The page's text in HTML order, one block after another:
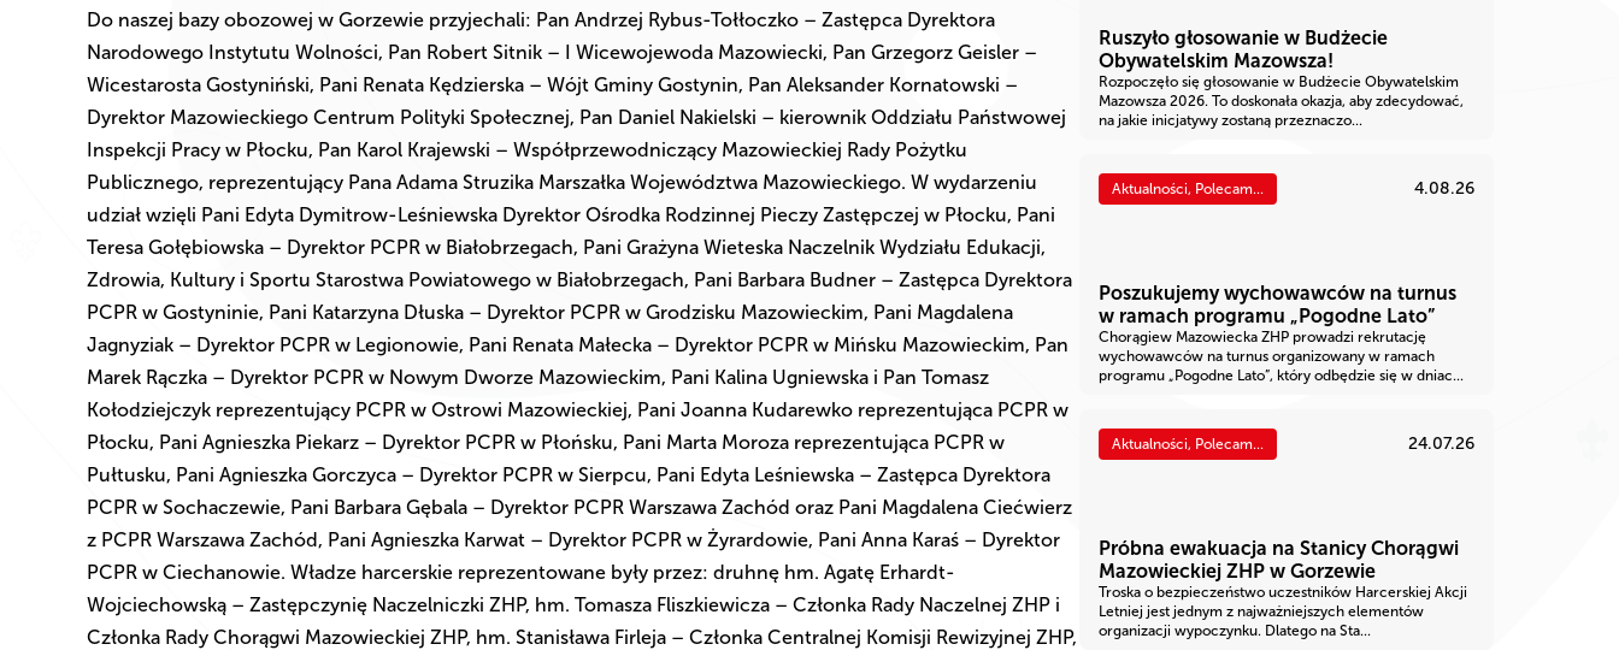
Do naszej bazy obozowej w Gorzewie przyjechali: Pan Andrzej Rybus-Tołłoczko – Zastępca Dyrektora
Narodowego Instytutu Wolności, Pan Robert Sitnik – I Wicewojewoda Mazowiecki, Pan Grzegorz Geisler –
Wicestarosta Gostyniński, Pani Renata Kędzierska – Wójt Gminy Gostynin, Pan Aleksander Kornatowski –
Dyrektor Mazowieckiego Centrum Polityki Społecznej, Pan Daniel Nakielski – kierownik Oddziału Państwowej
Inspekcji Pracy w Płocku, Pan Karol Krajewski – Współprzewodniczący Mazowieckiej Rady Pożytku
Publicznego, reprezentujący Pana Adama Struzika Marszałka Województwa Mazowieckiego. W wydarzeniu
udział wzięli Pani Edyta Dymitrow-Leśniewska Dyrektor Ośrodka Rodzinnej Pieczy Zastępczej w Płocku, Pani
Teresa Gołębiowska – Dyrektor PCPR w Białobrzegach, Pani Grażyna Wieteska Naczelnik Wydziału Edukacji,
Zdrowia, Kultury i Sportu Starostwa Powiatowego w Białobrzegach, Pani Barbara Budner – Zastępca Dyrektora
PCPR w Gostyninie, Pani Katarzyna Dłuska – Dyrektor PCPR w Grodzisku Mazowieckim, Pani Magdalena
Jagnyziak – Dyrektor PCPR w Legionowie, Pani Renata Małecka – Dyrektor PCPR w Mińsku Mazowieckim, Pan
Marek Rączka – Dyrektor PCPR w Nowym Dworze Mazowieckim, Pani Kalina Ugniewska i Pan Tomasz
Kołodziejczyk reprezentujący PCPR w Ostrowi Mazowieckiej, Pani Joanna Kudarewko reprezentująca PCPR w
Płocku, Pani Agnieszka Piekarz – Dyrektor PCPR w Płońsku, Pani Marta Moroza reprezentująca PCPR w
Pułtusku, Pani Agnieszka Gorczyca – Dyrektor PCPR w Sierpcu, Pani Edyta Leśniewska – Zastępca Dyrektora
PCPR w Sochaczewie, Pani Barbara Gębala – Dyrektor PCPR Warszawa Zachód oraz Pani Magdalena Ciećwierz
z PCPR Warszawa Zachód, Pani Agnieszka Karwat – Dyrektor PCPR w Żyrardowie, Pani Anna Karaś – Dyrektor
PCPR w Ciechanowie. Władze harcerskie reprezentowane były przez: druhnę hm. Agatę Erhardt-
Wojciechowską – Zastępczynię Naczelniczki ZHP, hm. Tomasza Fliszkiewicza – Członka Rady Naczelnej ZHP i
Członka Rady Chorągwi Mazowieckiej ZHP, hm. Stanisława Firleja – Członka Centralnej Komisji Rewizyjnej ZHP,
Ruszyło głosowanie w Budżecie
Obywatelskim Mazowsza!
Rozpoczęło się głosowanie w Budżecie Obywatelskim
Mazowsza 2026. To doskonała okazja, aby zdecydować,
na jakie inicjatywy zostaną przeznaczo...
Aktualności, Polecam... 4.08.26
Poszukujemy wychowawców na turnus
w ramach programu „Pogodne Lato”
Chorągiew Mazowiecka ZHP prowadzi rekrutację
wychowawców na turnus organizowany w ramach
programu „Pogodne Lato”, który odbędzie się w dniac...
Aktualności, Polecam... 24.07.26
Próbna ewakuacja na Stanicy Chorągwi
Mazowieckiej ZHP w Gorzewie
Troska o bezpieczeństwo uczestników Harcerskiej Akcji
Letniej jest jednym z najważniejszych elementów
organizacji wypoczynku. Dlatego na Sta...